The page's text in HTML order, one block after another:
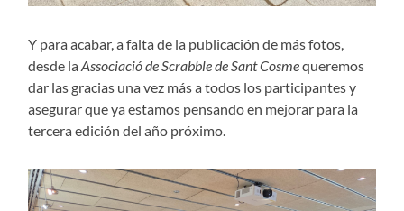
Y para acabar, a falta de la publicación de más fotos,
desde laAssociació de Scrabble de Sant Cosmequeremos
dar las gracias una vez más a todos los participantes y
asegurar que ya estamos pensando en mejorar para la
tercera edición del año próximo.